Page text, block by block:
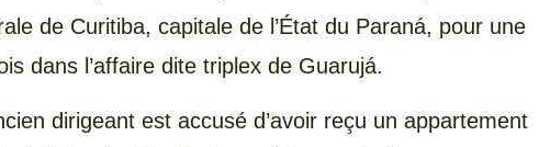
de Curitiba, capitale de l’État du Paraná, pour une
dans l’affaire dite triplex de Guarujá.
dirigeant est accusé d’avoir reçu un appartement